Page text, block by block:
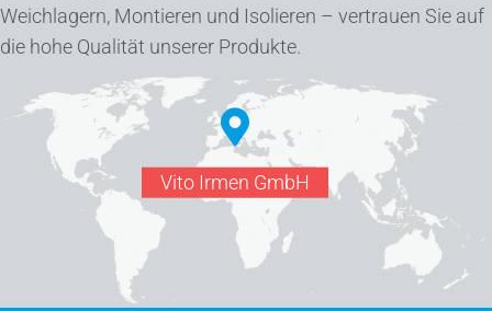
Weichlagern, Montieren und Isolieren – vertrauen Sie auf
die hohe Qualität unserer Produkte.
Vito Irmen GmbH